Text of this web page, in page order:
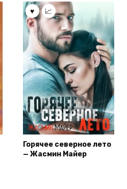
Горячее северное лето
— Жасмин Майер